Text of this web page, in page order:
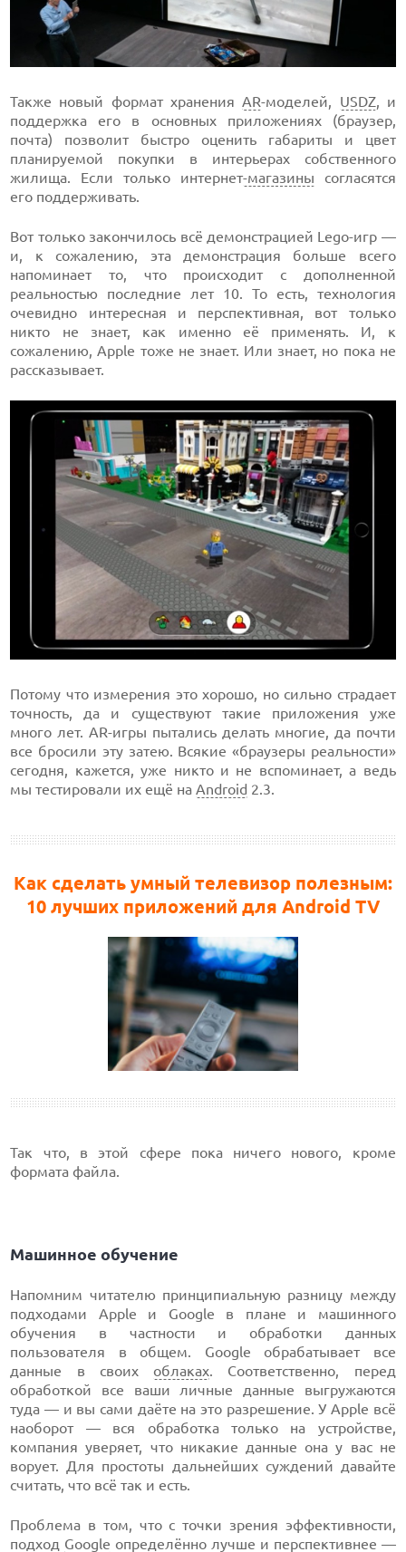
Также новый формат храненияAR-моделей, USDZ, и
поддержка его в основных приложениях (браузер,
почта) позволит быстро оценить габариты и цвет
планируемой покупки в интерьерах собственного
жилища. Если только интернет-магазины согласятся
его поддерживать.
Вот только закончилось всё демонстрацией Lego-игр —
и, к сожалению, эта демонстрация больше всего
напоминает то, что происходит с дополненной
реальностью последние лет 10. То есть, технология
очевидно интересная и перспективная, вот только
никто не знает, как именно её применять. И, к
сожалению, Apple тоже не знает. Или знает, но пока не
рассказывает.
Потому что измерения это хорошо, но сильно страдает
точность, да и существуют такие приложения уже
много лет. AR-игры пытались делать многие, да почти
все бросили эту затею. Всякие «браузеры реальности»
сегодня, кажется, уже никто и не вспоминает, а ведь
мы тестировали их ещё наAndroid 2.3.
Как сделать умный телевизор полезным:
10 лучших приложений для Android TV
Так что, в этой сфере пока ничего нового, кроме
формата файла.
Машинное обучение
Напомним читателю принципиальную разницу между
подходами Apple и Google в плане и машинного
обучения в частности и обработки данных
пользователя в общем. Google обрабатывает все
данные в своих облаках. Соответственно, перед
обработкой все ваши личные данные выгружаются
туда — и вы сами даёте на это разрешение. У Apple всё
наоборот — вся обработка только на устройстве,
компания уверяет, что никакие данные она у вас не
ворует. Для простоты дальнейших суждений давайте
считать, что всё так и есть.
Проблема в том, что с точки зрения эффективности,
подход Google определённо лучше и перспективнее —